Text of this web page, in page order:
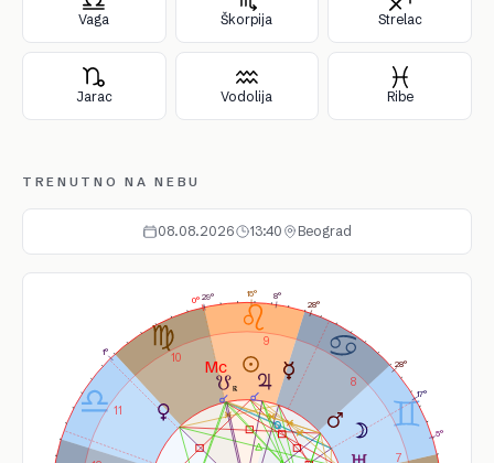
Vaga Škorpija Strelac
Jarac Vodolija Ribe
TRENUTNO NA NEBU
08.08.2026 13:40 Beograd
7
8
9
10
11
15°
17°
28°
1°
28°
8°
5°
0° 29°